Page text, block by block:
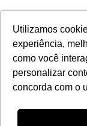
Utilizamos
experiência,
como você
personalizar
concorda com o
POR